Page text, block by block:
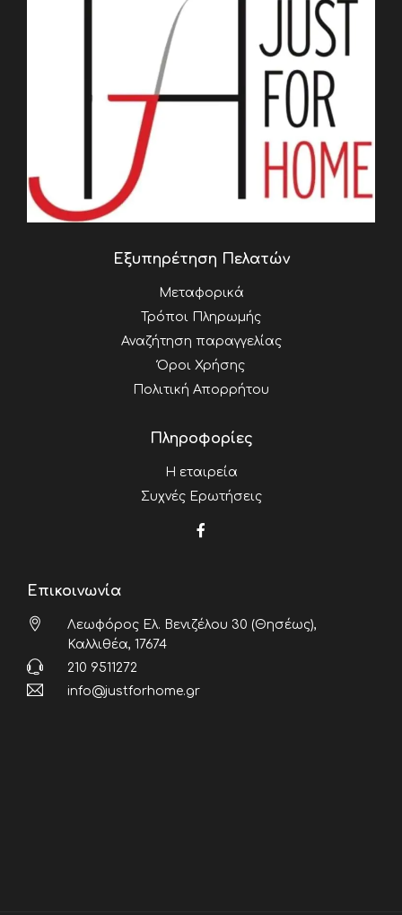
Εξυπηρέτηση Πελατών
Μεταφορικά
Τρόποι Πληρωμής
Αναζήτηση παραγγελίας
Όροι Χρήσης
Πολιτική Απορρήτου
Πληροφορίες
Η εταιρεία
Συχνές Ερωτήσεις
Επικοινωνία
Λεωφόρος Ελ. Βενιζέλου 30 (Θησέως),
Καλλιθέα, 17674
210 9511272
info@justforhome.gr